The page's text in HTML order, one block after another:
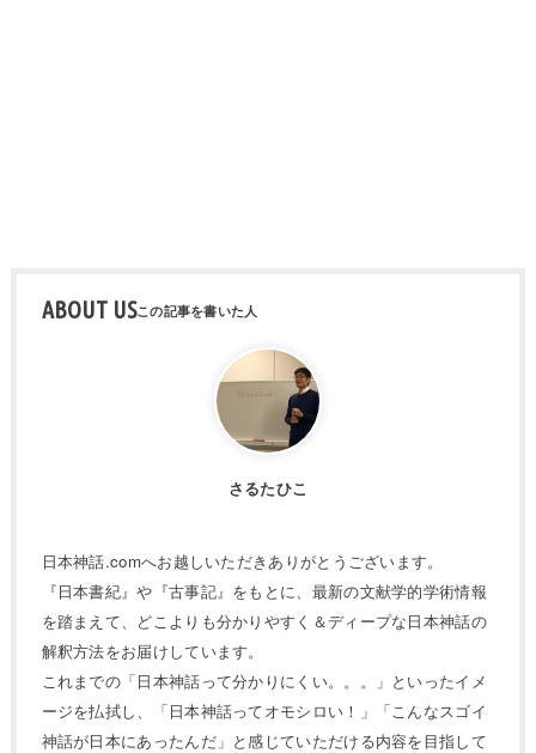
ABOUT US
さるたひこ
日本神話.comへお越しいただきありがとうございます。
『日本書紀』や『古事記』をもとに、最新の文献学的学術情報
を踏まえて、どこよりも分かりやすく＆ディープな日本神話の
解釈方法をお届けしています。
これまでの「日本神話って分かりにくい。。。」といったイメ
ージを払拭し、「日本神話ってオモシロい！」「こんなスゴイ
神話が日本にあったんだ」と感じていただける内容を目指して